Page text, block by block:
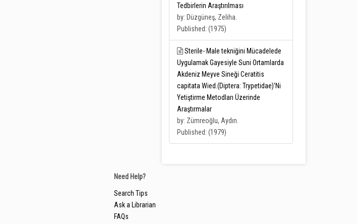
Tedbirlerin Araştırılması
by: Düzgüneş, Zeliha.
Published: (1975)
Sterile- Male tekniğini Mücadelede
Uygulamak Gayesiyle Suni Ortamlarda
Akdeniz Meyve Sineği Ceratitis
capitata Wied.(Diptera: Trypetidae)'Ni
Yetiştirme Metodları Üzerinde
Araştırmalar
by: Zümreoğlu, Aydın.
Published: (1979)
Need Help?
Search Tips
Ask a Librarian
FAQs